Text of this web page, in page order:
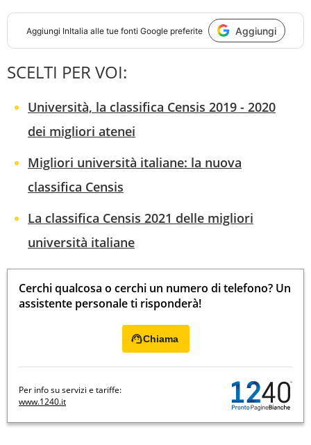
Aggiungi InItalia alle tue fonti Google preferite Aggiungi
SCELTI PER VOI:
Università, la classifica Censis 2019 - 2020
dei migliori atenei
Migliori università italiane: la nuova
classifica Censis
La classifica Censis 2021 delle migliori
università italiane
Cerchi qualcosa o cerchi un numero di telefono? Un
assistente personale ti risponderà!
Chiama
Per info su servizi e tariffe:
www.1240.it